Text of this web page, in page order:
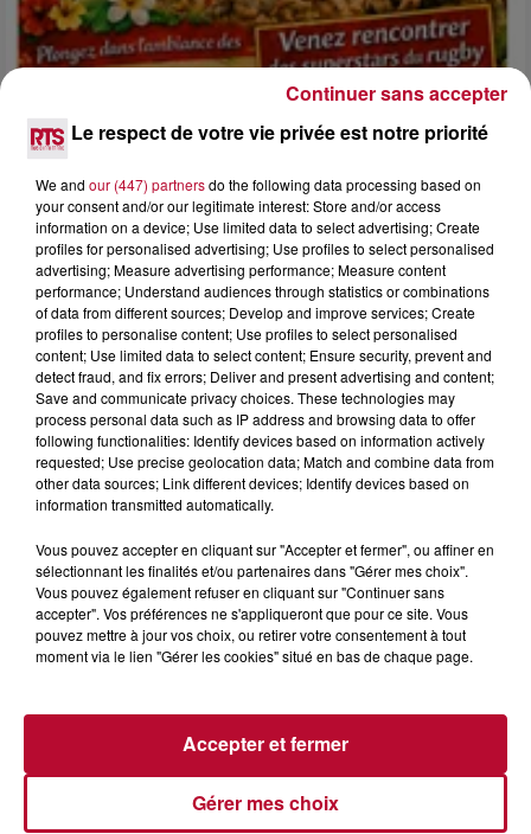
4 août 2026
FÊTE DE LA POLYNÉSIE À VILLEVEYRAC
4 août 2026
HÉRAULT, PYRÉNÉES-ORIENTALES : TROIS
SPOTS DE SNORKELING À EXPLORER...
complexes pour observer la vie sous-marine. Cet été, un
masque, un tuba et une paire de palmes...
Le respect de votre vie privée est notre priorité
We and our (447) partnersdo the following data processing based on
your consent and/or our legitimate interest: Store and/or access
information on a device; Use limited data to select advertising; Create
profiles for personalised advertising; Use profiles to select personalised
advertising; Measure advertising performance; Measure content
performance; Understand audiences through statistics or combinations
of data from different sources; Develop and improve services; Create
profiles to personalise content; Use profiles to select personalised
content; Use limited data to select content; Ensure security, prevent and
detect fraud, and fix errors; Deliver and present advertising and content;
Save and communicate privacy choices. These technologies may
process personal data such as IP address and browsing data to offer
following functionalities: Identify devices based on information actively
requested; Use precise geolocation data; Match and combine data from
other data sources; Link different devices; Identify devices based on
information transmitted automatically.
Vous pouvez accepter en cliquant sur "Accepter et fermer", ou affiner en
sélectionnant les finalités et/ou partenaires dans "Gérer mes choix".
Vous pouvez également refuser en cliquant sur "Continuer sans
accepter". Vos préférences ne s'appliqueront que pour ce site. Vous
pouvez mettre à jour vos choix, ou retirer votre consentement à tout
moment via le lien "Gérer les cookies" situé en bas de chaque page.
Gérer mes choix
Accepter et fermer
Continuer sans accepter